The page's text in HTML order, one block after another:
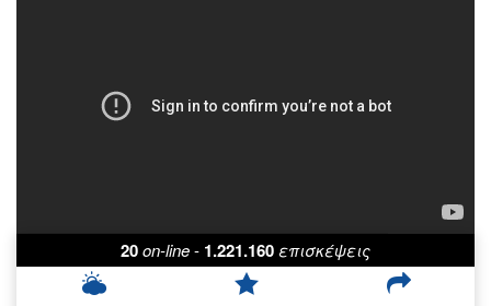
20on-line- 1.221.160επισκέψεις